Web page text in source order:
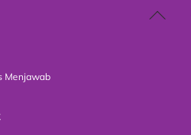
Back
Menjawab